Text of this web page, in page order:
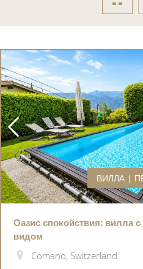
ВИЛЛА |
Оазис спокойствия: вилла
видом
Comano, Switzerland